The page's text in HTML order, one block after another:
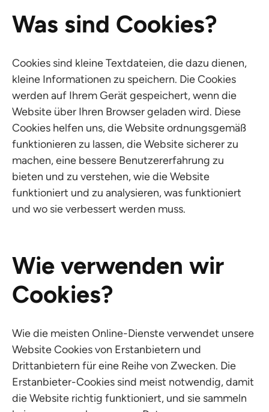
Was sind Cookies?
Cookies sind kleine Textdateien, die dazu dienen,
kleine Informationen zu speichern. Die Cookies
werden auf Ihrem Gerät gespeichert, wenn die
Website über Ihren Browser geladen wird. Diese
Cookies helfen uns, die Website ordnungsgemäß
funktionieren zu lassen, die Website sicherer zu
machen, eine bessere Benutzererfahrung zu
bieten und zu verstehen, wie die Website
funktioniert und zu analysieren, was funktioniert
und wo sie verbessert werden muss.
Wie verwenden wir
Cookies?
Wie die meisten Online-Dienste verwendet unsere
Website Cookies von Erstanbietern und
Drittanbietern für eine Reihe von Zwecken. Die
Erstanbieter-Cookies sind meist notwendig, damit
die Website richtig funktioniert, und sie sammeln